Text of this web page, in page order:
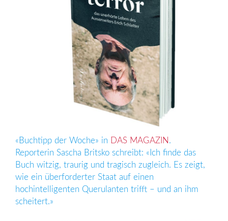
«Buchtipp der Woche» in DAS MAGAZIN.
Reporterin Sascha Britsko schreibt: «Ich finde das
Buch witzig, traurig und tragisch zugleich. Es zeigt,
wie ein überforderter Staat auf einen
hochintelligenten Querulanten trifft – und an ihm
scheitert.»